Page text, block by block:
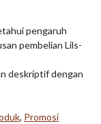
pengaruh
pembelian Lils-
deskriptif dengan
, Promosi